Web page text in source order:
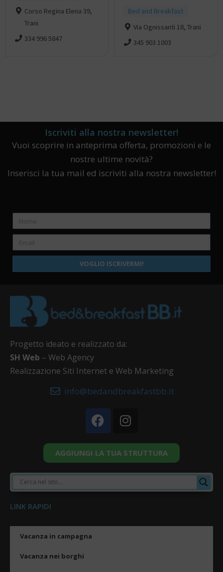
Corso Regina Elena 39,
Trani
334 996 5847
Bed and Breakfast
Via Ognissanti 18, Trani
345 903 1003
Iscriviti alla nostra newsletter!
Vuoi scoprire in anteprima offerta, promozioni e le
nostre ultime novità?
Inserisci la tua mail ed iscriviti alla nostra newsletter!
VOGLIO ISCRIVERMI!
Progetto ideato e realizzato da:
SH Web – Web Agency
Realizzazione Siti Internet e Web Marketing
info@bedandbreakfastbb.it
AGGIUNGI LA TUA STRUTTURA
LINK RAPIDI
Vacanza in campagna
Vacanza nei borghi